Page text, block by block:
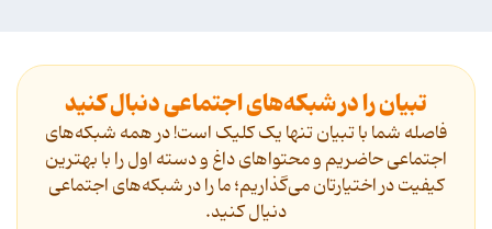
تبیان را در شبکه‌های اجتماعی دنبال کنید
فاصله شما با تبیان تنها یک کلیک است! در همه شبکه‌های
اجتماعی حاضریم و محتواهای داغ و دسته اول را با بهترین
کیفیت در اختیارتان می‌گذاریم؛ ما را در شبکه‌های اجتماعی
دنیال کنید.